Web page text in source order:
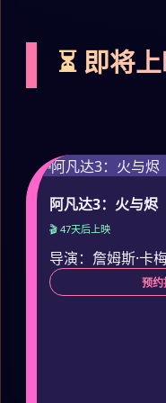
⏳ 即将
阿凡达3：火与烬
🎬 47天后上映
导演：詹姆斯·卡
预约